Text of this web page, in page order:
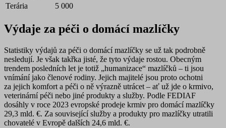
Terária
5 000
Výdaje za péči o domácí mazlíčky
Statistiky výdajů za péči o domácí mazlíčky se už tak podrobně
nesledují. Je však takřka jisté, že tyto výdaje rostou. Obecným
trendem posledních let je totiž „humanizace“ mazlíčků – ti jsou
vnímání jako členové rodiny. Jejich majitelé jsou proto ochotni
za jejich komfort a péči o ně výrazně utrácet – ať už jde o krmivo,
veterinární péči nebo jiné produkty a služby. Podle FEDIAF
dosáhly v roce 2023 evropské prodeje krmiv pro domácí mazlíčky
29,3 mld. €. Za související služby a produkty pro mazlíčky utratili
chovatelé v Evropě dalších 24,6 mld. €.